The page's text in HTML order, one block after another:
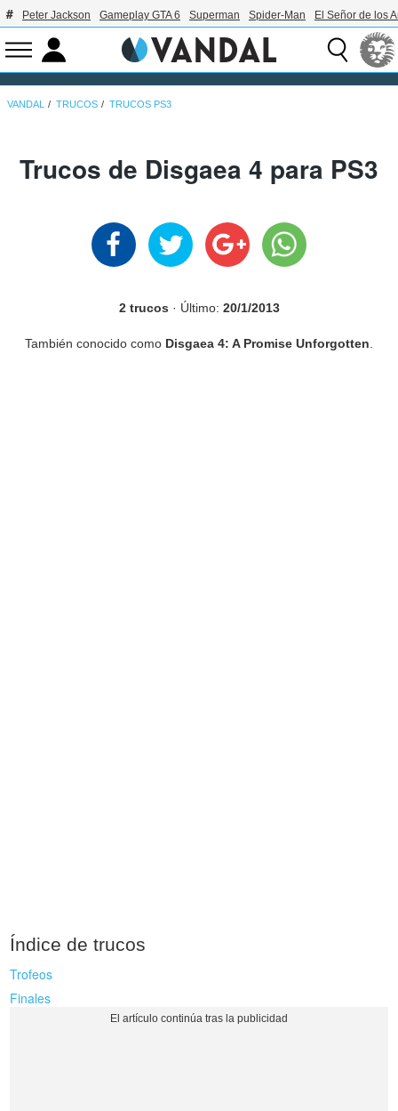
Peter Jackson Gameplay GTA 6 Superman Spider-Man El Señor de los
VANDAL TRUCOS TRUCOS PS3
Trucos de Disgaea 4 para PS3
2 trucos · Último: 20/1/2013
También conocido como Disgaea 4: A Promise Unforgotten
Índice de trucos
Trofeos
Finales